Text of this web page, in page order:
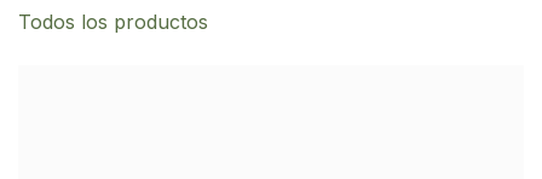
Todos los productos